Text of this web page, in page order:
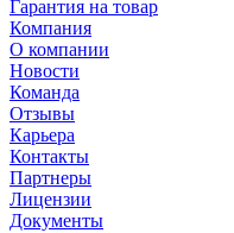
Гарантия на товар
Компания
О компании
Новости
Команда
Отзывы
Карьера
Контакты
Партнеры
Лицензии
Документы